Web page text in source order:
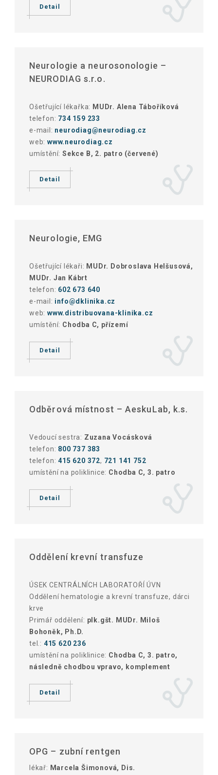
Detail
Neurologie a neurosonologie –
NEURODIAG s.r.o.
Ošetřující lékařka: MUDr. Alena Táboříková
telefon: 734 159 233
e-mail: neurodiag@neurodiag.cz
web: www.neurodiag.cz
umístění: Sekce B, 2. patro (červené)
Detail
Neurologie, EMG
Ošetřující lékaři: MUDr. Dobroslava Helšusová,
MUDr. Jan Kábrt
telefon: 602 673 640
e-mail: info@dklinika.cz
web: www.distribuovana-klinika.cz
umístění: Chodba C, přízemí
Detail
Odběrová místnost – AeskuLab, k.s.
Vedoucí sestra: Zuzana Vocásková
telefon: 800 737 383
telefon:415 620 372, 721 141 752
umístění na poliklinice: Chodba C, 3. patro
Detail
Oddělení krevní transfuze
ÚSEK CENTRÁLNÍCH LABORATOŘÍ ÚVN
Oddělení hematologie a krevní transfuze, dárci
krve
Primář oddělení: plk.gšt. MUDr. Miloš
Bohoněk, Ph.D.
tel.: 415 620 236
umístění na poliklinice: Chodba C, 3. patro,
následně chodbou vpravo, komplement
Detail
OPG – zubní rentgen
lékař: Marcela Šimonová, Dis.